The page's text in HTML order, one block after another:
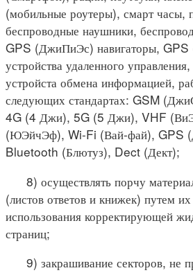
(мобильные роутеры), смарт часы,
беспроводные наушники,
GPS (ДжиПиЭс) навигаторы,
устройства удаленного
устройста обмена информацией,
следующих стандартах: GSM
4G (4 Джи), 5G (5 Джи), VHF
(ЮЭйчЭф), Wi-Fi (Вай-фай), GPS
Bluetooth (Блютуз), Dect (Дект);
8) осуществлять порчу
(листов ответов и книжек) путем
использования корректирующей
страниц;
9) закрашивание секторов, не